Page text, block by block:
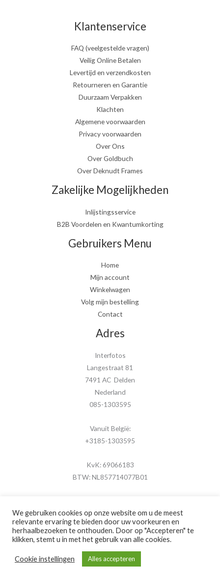
Klantenservice
FAQ (veelgestelde vragen)
Veilig Online Betalen
Levertijd en verzendkosten
Retourneren en Garantie
Duurzaam Verpakken
Klachten
Algemene voorwaarden
Privacy voorwaarden
Over Ons
Over Goldbuch
Over Deknudt Frames
Zakelijke Mogelijkheden
Inlijstingsservice
B2B Voordelen en Kwantumkorting
Gebruikers Menu
Home
Mijn account
Winkelwagen
Volg mijn bestelling
Contact
Adres
Interfotos
Langestraat 81
7491 AC Delden
Nederland
085-1303595
Vanuit België:
+3185-1303595
KvK: 69066183
BTW: NL857714077B01
Copyright © 2026 MijnFotolijstje.nl
Powered by Brouwer Digitaal
We gebruiken cookies op onze website om u de meest
relevante ervaring te bieden door uw voorkeuren en
herhaalbezoeken te onthouden. Door op "Accepteren" te
klikken, stemt u in met het gebruik van alle cookies.
Cookie instellingen Alles accepteren